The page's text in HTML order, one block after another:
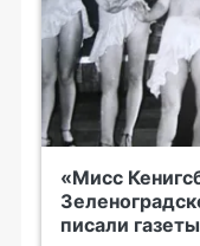
«Мисс
писали